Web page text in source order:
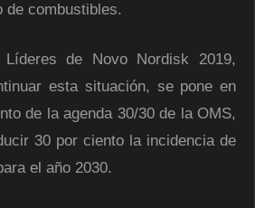
de combustibles.
de Novo Nordisk 2019,
esta situación, se pone en
de la agenda 30/30 de la OMS,
30 por ciento la incidencia de
el año 2030.